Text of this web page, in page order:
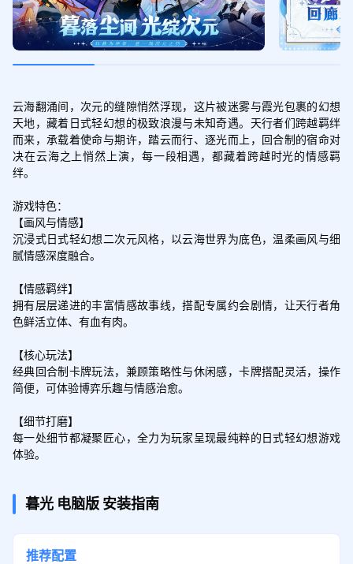
云海翻涌间，次元的缝隙悄然浮现，这片被迷雾与霞光包裹的幻想
天地，藏着日式轻幻想的极致浪漫与未知奇遇。天行者们跨越羁绊
而来，承载着使命与期许，踏云而行、逐光而上，回合制的宿命对
决在云海之上悄然上演，每一段相遇，都藏着跨越时光的情感羁
绊。
游戏特色：
【画风与情感】
沉浸式日式轻幻想二次元风格，以云海世界为底色，温柔画风与细
腻情感深度融合。
【情感羁绊】
拥有层层递进的丰富情感故事线，搭配专属约会剧情，让天行者角
色鲜活立体、有血有肉。
【核心玩法】
经典回合制卡牌玩法，兼顾策略性与休闲感，卡牌搭配灵活，操作
简便，可体验博弈乐趣与情感治愈。
【细节打磨】
每一处细节都凝聚匠心，全力为玩家呈现最纯粹的日式轻幻想游戏
体验。
暮光 电脑版 安装指南
推荐配置